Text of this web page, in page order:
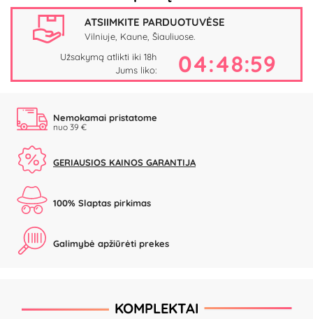
ATSIIMKITE PARDUOTUVĖSE
Vilniuje, Kaune, Šiauliuose.
Užsakymą atlikti iki 18h
Jums liko:
04:48:58
Nemokamai pristatome
nuo 39 €
GERIAUSIOS KAINOS GARANTIJA
100% Slaptas pirkimas
Galimybė apžiūrėti prekes
KOMPLEKTAI